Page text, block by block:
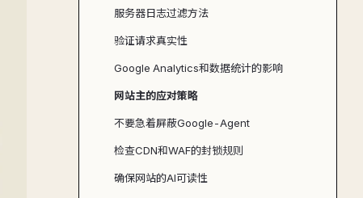
服务器日志过滤方法
验证请求真实性
Google Analytics和数据统计的影响
网站主的应对策略
不要急着屏蔽Google-Agent
检查CDN和WAF的封锁规则
确保网站的AI可读性